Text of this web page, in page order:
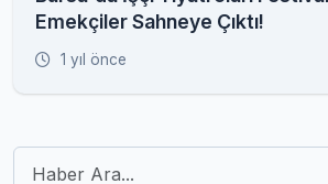
Emekçiler Sahneye Çıktı!
1 yıl önce